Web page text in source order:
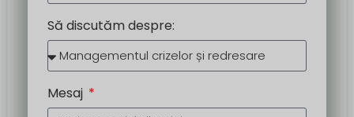
Să discutăm despre:
Mesaj